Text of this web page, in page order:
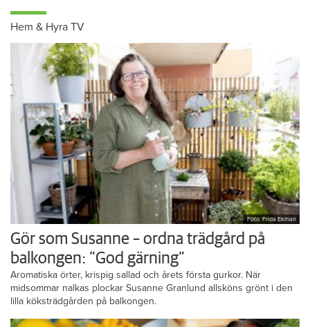
Hem & Hyra TV
Foto: Frida Ekman
Gör som Susanne – ordna trädgård på
balkongen: ”God gärning”
Aromatiska örter, krispig sallad och årets första gurkor. När
midsommar nalkas plockar Susanne Granlund allsköns grönt i den
lilla köksträdgården på balkongen.